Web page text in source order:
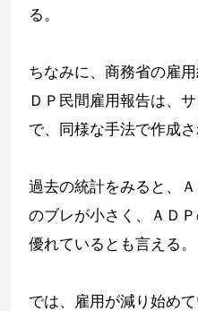
る。
ちなみに、商務省の雇
ＤＰ民間雇用報告は、
で、同様な手法で作成さ
過去の統計をみると、
のブレが小さく、ＡＤ
優れているとも言える。
では、雇用が減り始め